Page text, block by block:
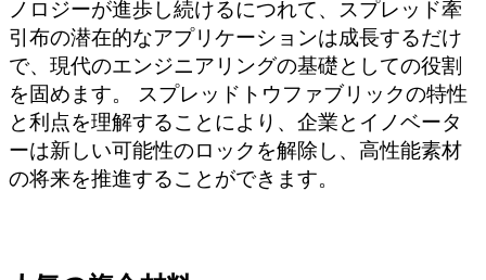
ノロジーが進歩し続けるにつれて、スプレッド牽
引布の潜在的なアプリケーションは成長するだけ
で、現代のエンジニアリングの基礎としての役割
を固めます。
スプレッドトウファブリックの特性
と利点を理解することにより、企業とイノベータ
ーは新しい可能性のロックを解除し、高性能素材
の将来を推進することができます。